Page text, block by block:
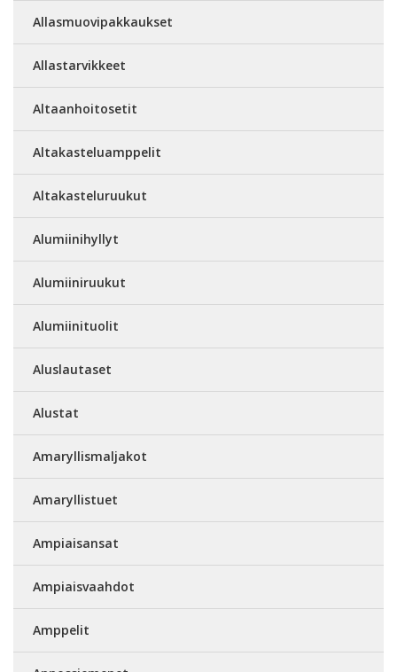
Allasmuovipakkaukset
Allastarvikkeet
Altaanhoitosetit
Altakasteluamppelit
Altakasteluruukut
Alumiinihyllyt
Alumiiniruukut
Alumiinituolit
Aluslautaset
Alustat
Amaryllismaljakot
Amaryllistuet
Ampiaisansat
Ampiaisvaahdot
Amppelit